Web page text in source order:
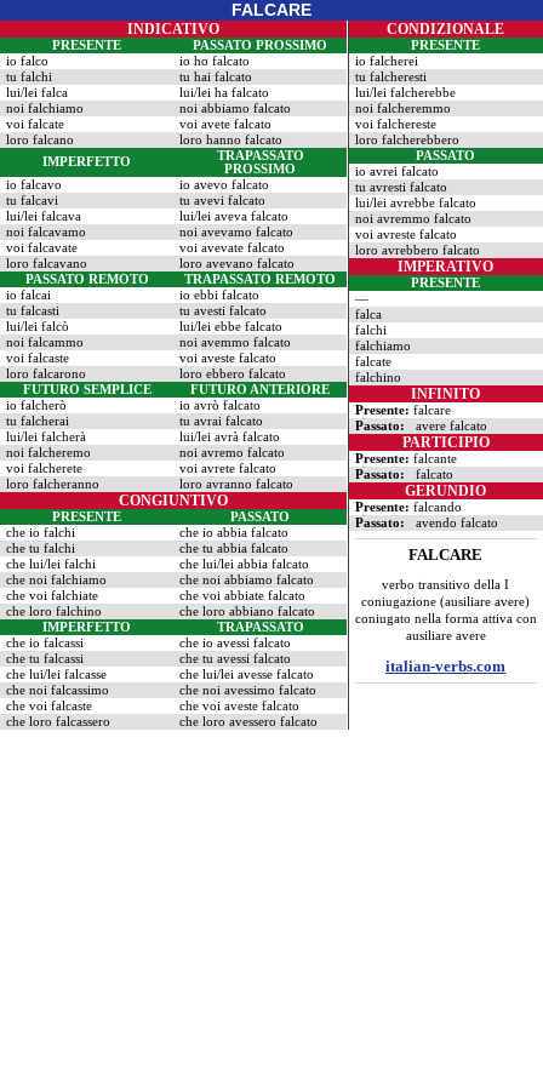
FALCARE
INDICATIVO
PRESENTE
PASSATO PROSSIMO
io falco
io ho falcato
tu falchi
tu hai falcato
lui/lei falca
lui/lei ha falcato
noi falchiamo
noi abbiamo falcato
voi falcate
voi avete falcato
loro falcano
loro hanno falcato
IMPERFETTO
TRAPASSATO
PROSSIMO
io falcavo
io avevo falcato
tu falcavi
tu avevi falcato
lui/lei falcava
lui/lei aveva falcato
noi falcavamo
noi avevamo falcato
voi falcavate
voi avevate falcato
loro falcavano
loro avevano falcato
PASSATO REMOTO
TRAPASSATO REMOTO
io falcai
io ebbi falcato
tu falcasti
tu avesti falcato
lui/lei falcò
lui/lei ebbe falcato
noi falcammo
noi avemmo falcato
voi falcaste
voi aveste falcato
loro falcarono
loro ebbero falcato
FUTURO SEMPLICE
FUTURO ANTERIORE
io falcherò
io avrò falcato
tu falcherai
tu avrai falcato
lui/lei falcherà
lui/lei avrà falcato
noi falcheremo
noi avremo falcato
voi falcherete
voi avrete falcato
loro falcheranno
loro avranno falcato
CONGIUNTIVO
PRESENTE
PASSATO
che io falchi
che io abbia falcato
che tu falchi
che tu abbia falcato
che lui/lei falchi
che lui/lei abbia falcato
che noi falchiamo
che noi abbiamo falcato
che voi falchiate
che voi abbiate falcato
che loro falchino
che loro abbiano falcato
IMPERFETTO
TRAPASSATO
che io falcassi
che io avessi falcato
che tu falcassi
che tu avessi falcato
che lui/lei falcasse
che lui/lei avesse falcato
che noi falcassimo
che noi avessimo falcato
che voi falcaste
che voi aveste falcato
che loro falcassero
che loro avessero falcato
CONDIZIONALE
PRESENTE
io falcherei
tu falcheresti
lui/lei falcherebbe
noi falcheremmo
voi falchereste
loro falcherebbero
PASSATO
io avrei falcato
tu avresti falcato
lui/lei avrebbe falcato
noi avremmo falcato
voi avreste falcato
loro avrebbero falcato
IMPERATIVO
PRESENTE
—
falca
falchi
falchiamo
falcate
falchino
INFINITO
Presente: falcare
Passato: avere falcato
PARTICIPIO
Presente: falcante
Passato: falcato
GERUNDIO
Presente: falcando
Passato: avendo falcato
FALCARE
verbo transitivo della I
coniugazione (ausiliare avere)
coniugato nella forma attiva con
ausiliare avere
italian-verbs.com